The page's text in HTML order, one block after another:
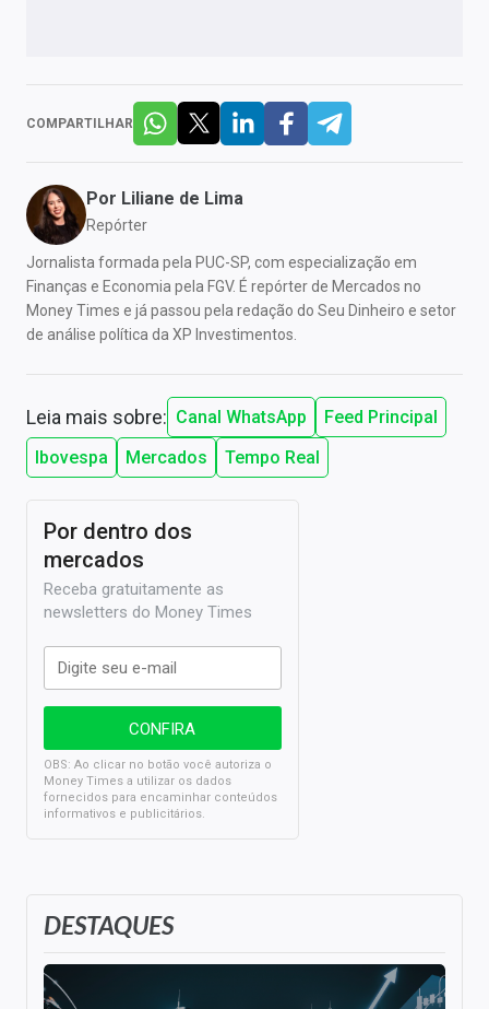
COMPARTILHAR
Por Liliane de Lima
Repórter
Jornalista formada pela PUC-SP, com especialização em
Finanças e Economia pela FGV. É repórter de Mercados no
Money Times e já passou pela redação do Seu Dinheiro e setor
de análise política da XP Investimentos.
Leia mais sobre: Canal WhatsApp
Feed Principal
Ibovespa
Mercados Tempo Real
DESTAQUES
Por dentro dos
mercados
Receba gratuitamente as
newsletters do Money Times
OBS: Ao clicar no botão você autoriza o
Money Times a utilizar os dados
fornecidos para encaminhar conteúdos
informativos e publicitários.